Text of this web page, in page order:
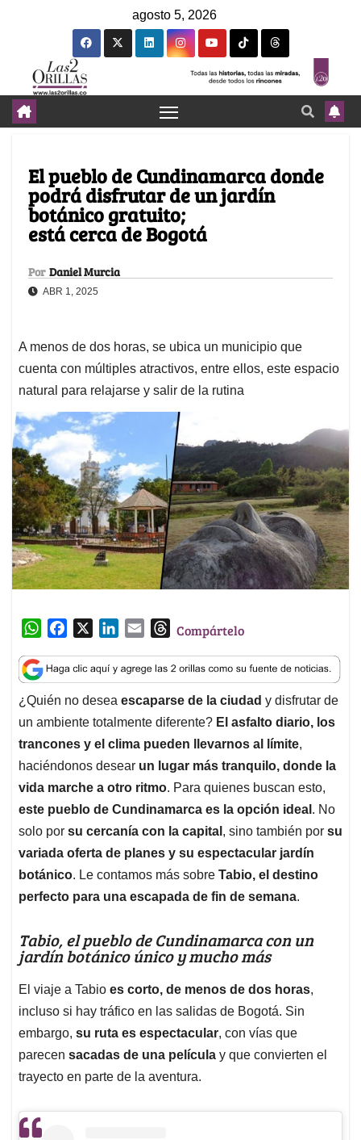
agosto 5, 2026
El pueblo de Cundinamarca donde
podrá disfrutar de un jardín
botánico gratuito;
está cerca de Bogotá
Por Daniel Murcia
ABR 1, 2025
A menos de dos horas, se ubica un municipio que
cuenta con múltiples atractivos, entre ellos, este espacio
natural para relajarse y salir de la rutina
W
a
t
s
A
p
p
c
e
b
o
o
k
n
k
e
d
I
n
a
i
l
T
r
e
a
d
s
Compártelo
¿Quién no desea escaparse de la ciudad y disfrutar de
un ambiente totalmente diferente? El asfalto diario, los
trancones y el clima pueden llevarnos al límite,
haciéndonos desear un lugar más tranquilo, donde la
vida marche a otro ritmo. Para quienes buscan esto,
este pueblo de Cundinamarca es la opción ideal . No
solo por su cercanía con la capital , sino también por su
variada oferta de planes y su espectacular jardín
botánico. Le contamos más sobre Tabio, el destino
perfecto para una escapada de fin de semana.
Tabio, el pueblo de Cundinamarca con un
jardín botánico único y mucho más
El viaje a Tabio es corto, de menos de dos horas,
incluso si hay tráfico en las salidas de Bogotá. Sin
embargo, su ruta es espectacular, con vías que
parecen sacadas de una película y que convierten el
trayecto en parte de la aventura.